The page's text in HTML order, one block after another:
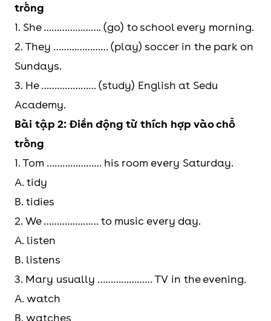
trống
1. She …………………. (go) to school every morning.
2. They ………………… (play) soccer in the park on
Sundays.
3. He ………………… (study) English at Sedu
Academy.
Bài tập 2: Điền động từ thích hợp vào chỗ
trống
1. Tom ………………… his room every Saturday.
A. tidy
B. tidies
2. We ………………… to music every day.
A. listen
B. listens
3. Mary usually ………………… TV in the evening.
A. watch
B. watches